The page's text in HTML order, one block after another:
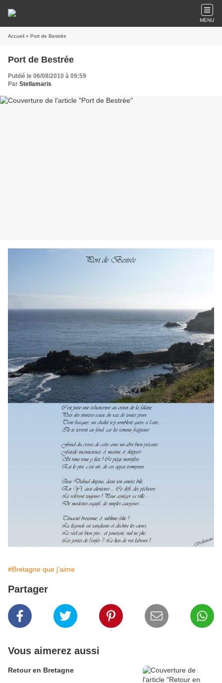
MENU
Accueil » Port de Bestrée
Port de Bestrée
Publié le 06/08/2010 à 09:59
Par Stellamaris
#Bretagne que j'aime
Partager
Vous aimerez aussi
Retour en Bretagne